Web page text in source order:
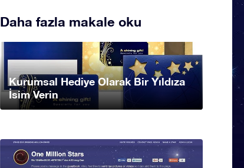
Daha fazla makale oku
Kurumsal Hediye Olarak Bir Yıldıza
İsim Verin